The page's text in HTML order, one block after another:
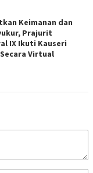
Keimanan dan
Prajurit
IX Ikuti Kauseri
Virtual